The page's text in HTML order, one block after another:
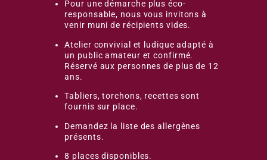
Pour une démarche plus éco-
responsable, nous vous invitons à
venir muni de récipients vides.
Atelier convivial et ludique adapté à
un public amateur et confirmé.
Réservé aux personnes de plus de 12
ans.
Tabliers, torchons, recettes sont
fournis sur place.
Demandez la liste des allergènes
présents.
8 places disponibles.